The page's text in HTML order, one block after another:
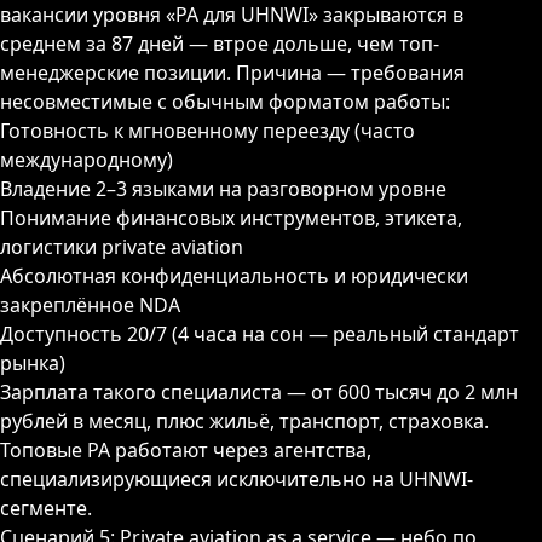
ГЛАВНАЯ
О ПРОЕКТЕ
вакансии уровня «PA для UHNWI» закрываются в
среднем за 87 дней — втрое дольше, чем топ-
менеджерские позиции. Причина — требования
несовместимые с обычным форматом работы:
Готовность к мгновенному переезду (часто
международному)
Владение 2–3 языками на разговорном уровне
Понимание финансовых инструментов, этикета,
логистики private aviation
Абсолютная конфиденциальность и юридически
закреплённое NDA
Доступность 20/7 (4 часа на сон — реальный стандарт
рынка)
Зарплата такого специалиста — от 600 тысяч до 2 млн
рублей в месяц, плюс жильё, транспорт, страховка.
Топовые PA работают через агентства,
специализирующиеся исключительно на UHNWI-
сегменте.